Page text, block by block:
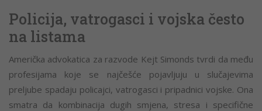
Policija, vatrogasci i vojska često
na listama
Američka advokatica za razvode Kejt Simonds tvrdi da među
profesijama koje se najčešće pojavljuju u slučajevima
preljube spadaju policajci, vatrogasci i pripadnici vojske. Ona
smatra da kombinacija dugih smjena, stresa i specifične